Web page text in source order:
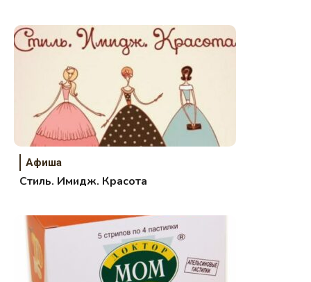
Афиша
Стиль. Имидж. Красота